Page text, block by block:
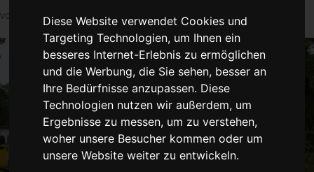
Diese Website verwendet Cookies und
Targeting Technologien, um Ihnen ein
besseres Internet-Erlebnis zu ermöglichen
und die Werbung, die Sie sehen, besser an
Ihre Bedürfnisse anzupassen. Diese
Technologien nutzen wir außerdem, um
Ergebnisse zu messen, um zu verstehen,
woher unsere Besucher kommen oder um
unsere Website weiter zu entwickeln.
von Susan Naumann |Juni 2, 2026